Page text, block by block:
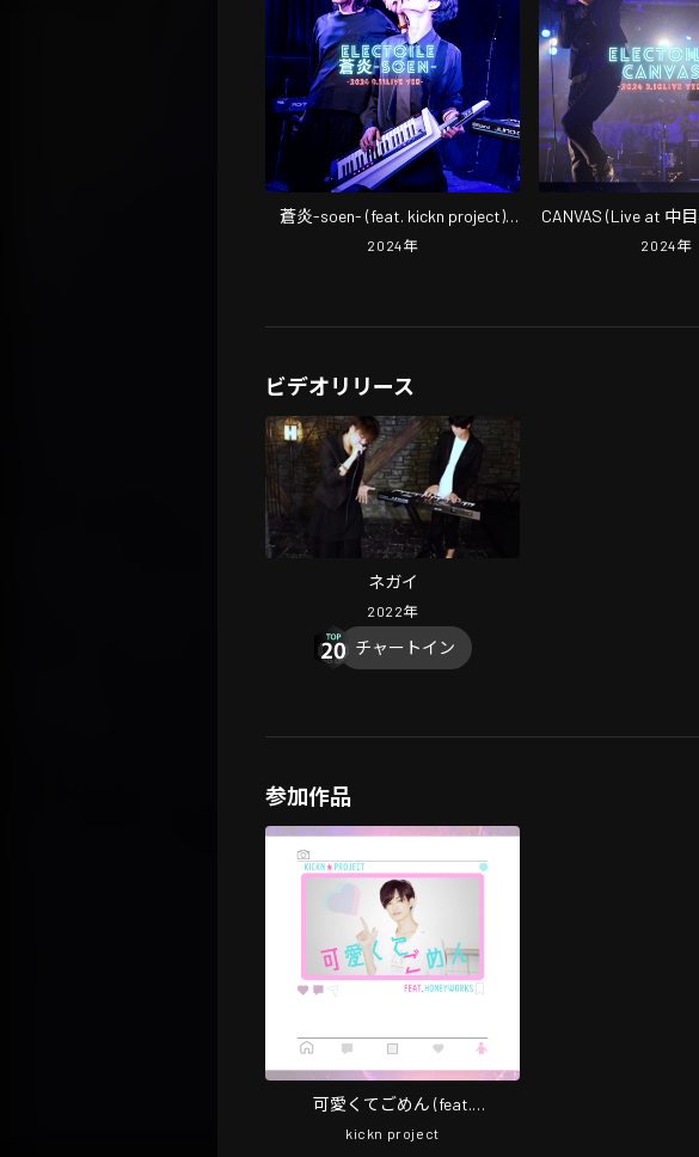
蒼炎-soen- (feat. kickn project)
[Live at 中目黒 2024 8.11]
2024年
CANVAS (Live at 中
2024年
ビデオリリース
ネガイ
2022年
チャートイン
参加作品
可愛くてごめん (feat.
HoneyWorks, かぴ & ELECTOILE)
kickn project